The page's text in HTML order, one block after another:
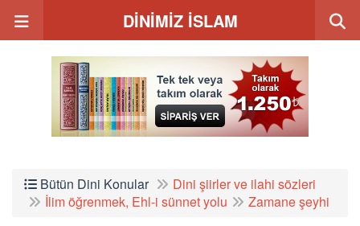
DİNİMİZ İSLAM
Bütün Dini Konular
Dini şiirler ve ilahi sözleri
İlim öğrenmek, Ehl-i sünnet yolu
Zamane şeyhi